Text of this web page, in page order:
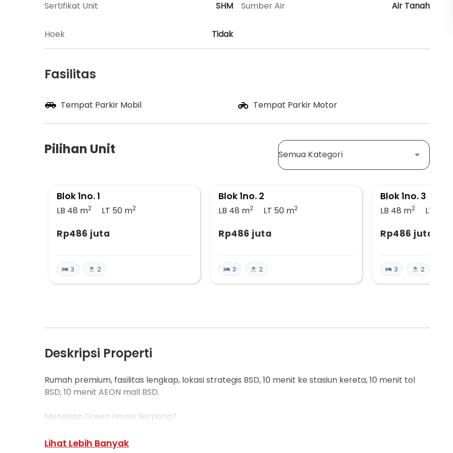
Sertifikat Unit SHM Sumber Air Air Tanah
Hoek Tidak
Fasilitas
Tempat Parkir Mobil Tempat Parkir Motor
Pilihan Unit Semua Kategori
Blok 1no. 1
LB 48 m2 LT 50 m2
Rp486 juta
3 2
Blok 1no. 2
LB 48 m2 LT 50 m2
Rp486 juta
3 2
Blok 1no. 3
LB 48 m2 LT 50
Rp486 juta
3 2
Deskripsi Properti
Rumah premium, fasilitas lengkap, lokasi strategis BSD, 10 menit ke stasiun kereta, 10 menit tol
BSD, 10 menit AEON mall BSD.
Mengapa Green House Serpong?
Lihat Lebih Banyak